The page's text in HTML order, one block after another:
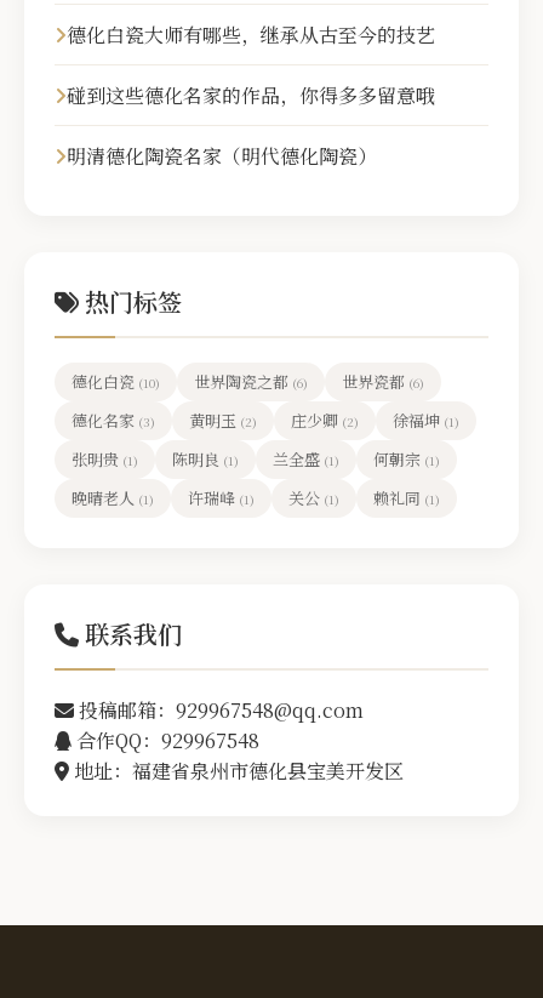
德化白瓷大师有哪些，继承从古至今的技艺
碰到这些德化名家的作品，你得多多留意哦
明清德化陶瓷名家（明代德化陶瓷）
热门标签
德化白瓷 (10) 世界陶瓷之都 (6) 世界瓷都 (6)
德化名家 (3) 黄明玉 (2) 庄少卿 (2) 徐福坤 (1)
张明贵 (1) 陈明良 (1) 兰全盛 (1) 何朝宗 (1)
晚晴老人 (1) 许瑞峰 (1) 关公 (1) 赖礼同 (1)
联系我们
投稿邮箱：929967548@qq.com
合作QQ：929967548
地址：福建省泉州市德化县宝美开发区